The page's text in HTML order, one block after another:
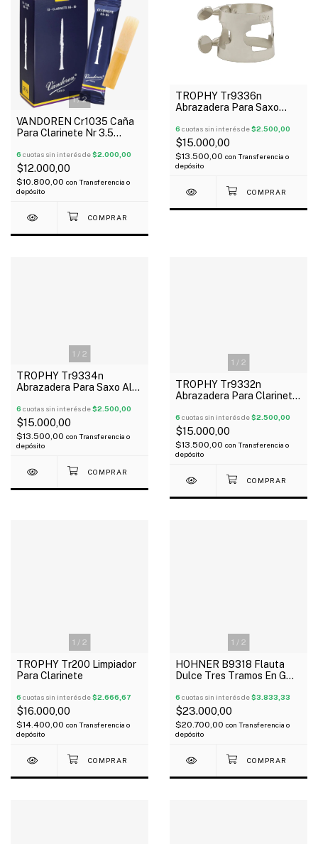
1/2
VANDOREN Cr1035 Caña
Para Clarinete Nr 3.5
6 cuotas sin interés de$2.000,00
$12.000,00
$10.800,00 con Transferencia o
depósito
TROPHY Tr9336n
Abrazadera Para Saxo
6 cuotas sin interés de$2.500,00
$15.000,00
$13.500,00 con Transferencia o
depósito
1 / 2
TROPHY Tr9334n
Abrazadera Para Saxo Alto
6 cuotas sin interés de$2.500,00
$15.000,00
$13.500,00 con Transferencia o
depósito
1 / 2
TROPHY Tr9332n
Abrazadera Para Clarinete
6 cuotas sin interés de$2.500,00
$15.000,00
$13.500,00 con Transferencia o
depósito
1 / 2
TROPHY Tr200 Limpiador
Para Clarinete
6 cuotas sin interés de$2.666,67
$16.000,00
$14.400,00 con Transferencia o
depósito
1 / 2
HOHNER B9318 Flauta
Dulce Tres Tramos En G
6 cuotas sin interés de$3.833,33
$23.000,00
$20.700,00 con Transferencia o
depósito